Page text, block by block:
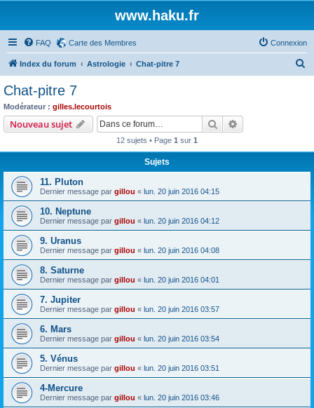
www.haku.fr
FAQ Carte des Membres Connexion
Index du forum Astrologie Chat-pitre 7
Chat-pitre 7
Modérateur : gilles.lecourtois
Nouveau sujet Rechercher
12 sujets • Page 1 sur 1
Sujets
11. Pluton
Dernier message par gillou « lun. 20 juin 2016 04:15
10. Neptune
Dernier message par gillou « lun. 20 juin 2016 04:12
9. Uranus
Dernier message par gillou « lun. 20 juin 2016 04:08
8. Saturne
Dernier message par gillou « lun. 20 juin 2016 04:01
7. Jupiter
Dernier message par gillou « lun. 20 juin 2016 03:57
6. Mars
Dernier message par gillou « lun. 20 juin 2016 03:54
5. Vénus
Dernier message par gillou « lun. 20 juin 2016 03:51
4-Mercure
Dernier message par gillou « lun. 20 juin 2016 03:46